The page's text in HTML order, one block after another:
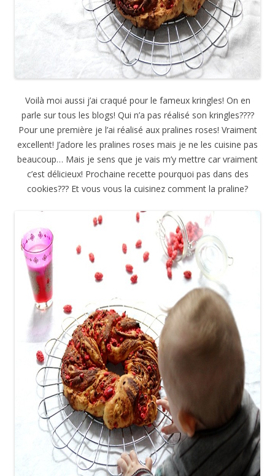
Voilà moi aussi j’ai craqué pour le fameux kringles! On en
parle sur tous les blogs! Qui n’a pas réalisé son kringles????
Pour une première je l’ai réalisé aux pralines roses! Vraiment
excellent! J’adore les pralines roses mais je ne les cuisine pas
beaucoup… Mais je sens que je vais m’y mettre car vraiment
c’est délicieux! Prochaine recette pourquoi pas dans des
cookies??? Et vous vous la cuisinez comment la praline?